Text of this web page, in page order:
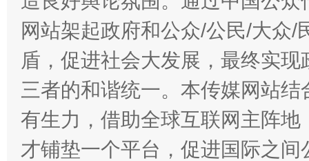
网站架起政府和公众/公民/大众
盾，促进社会大发展，最终实
三者的和谐统一。本传媒网站
有生力，借助全球互联网主阵
才铺垫一个平台，促进国际之